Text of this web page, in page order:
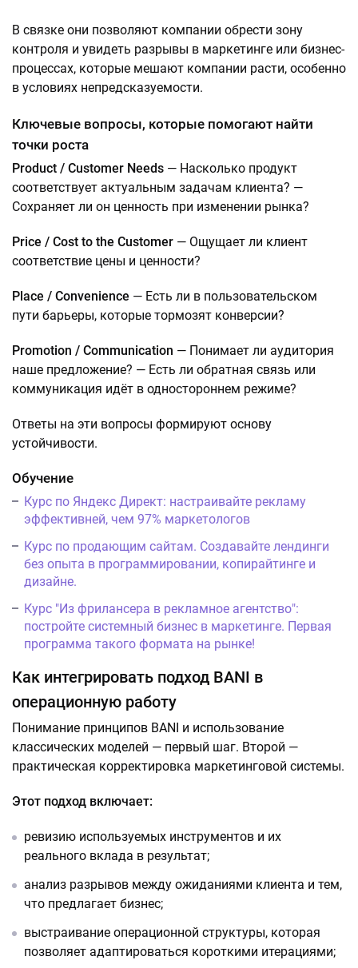
В связке они позволяют компании обрести зону
контроля и увидеть разрывы в маркетинге или бизнес-
процессах, которые мешают компании расти, особенно
в условиях непредсказуемости.
Ключевые вопросы, которые помогают найти
точки роста
Product / Customer Needs — Насколько продукт
соответствует актуальным задачам клиента? —
Сохраняет ли он ценность при изменении рынка?
Price / Cost to the Customer — Ощущает ли клиент
соответствие цены и ценности?
Place / Convenience — Есть ли в пользовательском
пути барьеры, которые тормозят конверсии?
Promotion / Communication — Понимает ли аудитория
наше предложение? — Есть ли обратная связь или
коммуникация идёт в одностороннем режиме?
Ответы на эти вопросы формируют основу
устойчивости.
Обучение
Курс по Яндекс Директ: настраивайте рекламу
эффективней, чем 97% маркетологов
Курс по продающим сайтам. Создавайте лендинги
без опыта в программировании, копирайтинге и
дизайне.
Курс "Из фрилансера в рекламное агентство":
постройте системный бизнес в маркетинге. Первая
программа такого формата на рынке!
Как интегрировать подход BANI в
операционную работу
Понимание принципов BANI и использование
классических моделей — первый шаг. Второй —
практическая корректировка маркетинговой системы.
Этот подход включает:
ревизию используемых инструментов и их
реального вклада в результат;
анализ разрывов между ожиданиями клиента и тем,
что предлагает бизнес;
выстраивание операционной структуры, которая
позволяет адаптироваться короткими итерациями;